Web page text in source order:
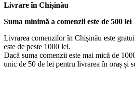
Livrareîn Chișinău
Suma minimă a comenzii este de 500 lei
Livrarea comenzilor în Chișinău este
este de peste 1000 lei.
Dacă suma comenzii este mai mică de
unic de 50 de lei pentru livrarea în oraș și